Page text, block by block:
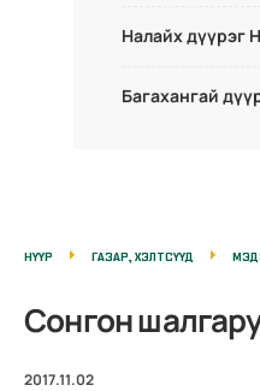
Налайх дүүрэг
Багахангай
НҮҮР ГАЗАР, ХЭЛТСҮҮД
Сонгон
2017.11.02